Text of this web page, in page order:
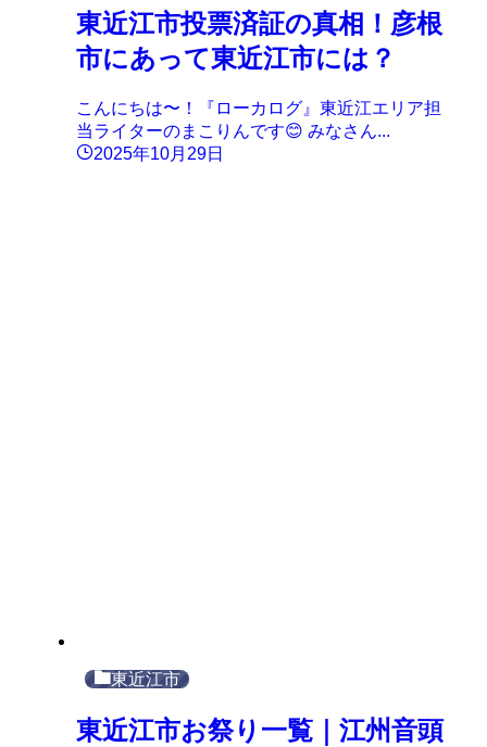
東近江市投票済証の真相！彦根
市にあって東近江市には？
こんにちは〜！『ローカログ』東近江エリア担
当ライターのまこりんです😊 みなさん...
2025年10月29日
東近江市
東近江市お祭り一覧｜江州音頭